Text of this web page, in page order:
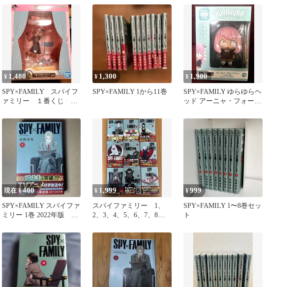
¥ 1,480
SPY×FAMILY スパイフ
ァミリー １番くじ ア
¥ 1,300
SPY×FAMILY 1から11巻
¥ 1,900
SPY×FAMILY ゆらゆらヘ
ッド アーニャ・フォージ
現在 ¥400
SPY×FAMILY スパイファ
ミリー 1巻 2022年版 初
¥ 1,999
スパイファミリー 1、
2、3、4、5、6、7、8、9
¥999
SPY×FAMILY 1〜8巻セッ
ト